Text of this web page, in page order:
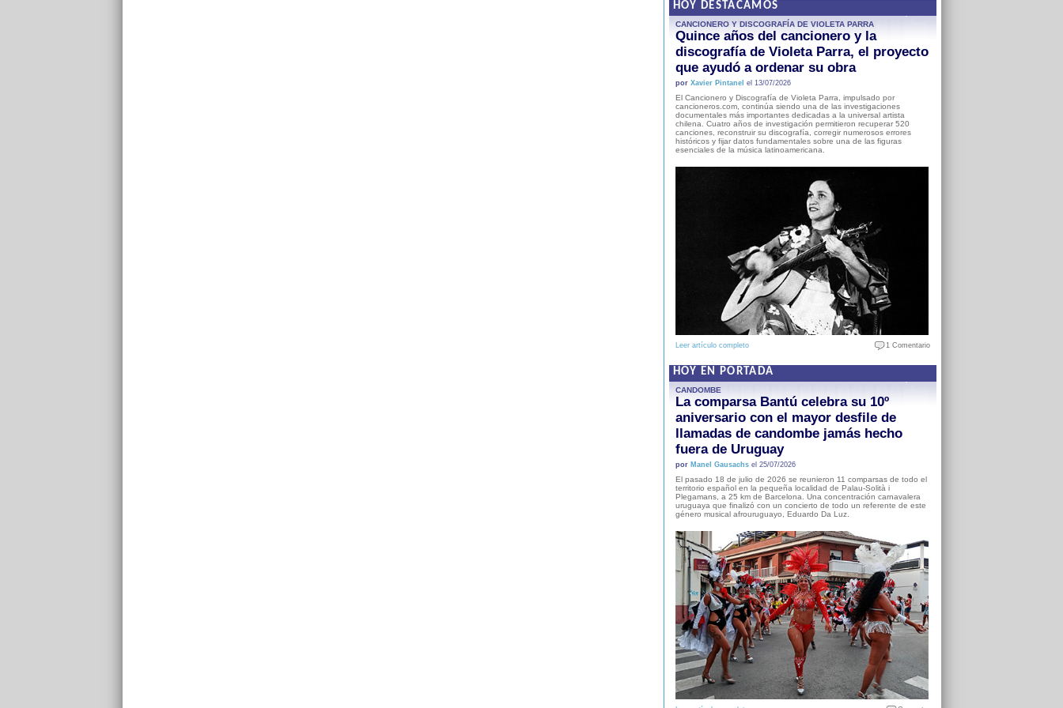
HOY DESTACAMOS
CANCIONERO Y DISCOGRAFÍA DE VIOLETA PARRA
Quince años del cancionero y la
discografía de Violeta Parra, el proyecto
que ayudó a ordenar su obra
por Xavier Pintanel el 13/07/2026
El Cancionero y Discografía de Violeta Parra, impulsado por
cancioneros.com, continúa siendo una de las investigaciones
documentales más importantes dedicadas a la universal artista
chilena. Cuatro años de investigación permitieron recuperar 520
canciones, reconstruir su discografía, corregir numerosos errores
históricos y fijar datos fundamentales sobre una de las figuras
esenciales de la música latinoamericana.
Leer artículo completo 1 Comentario
HOY EN PORTADA
CANDOMBE
La comparsa Bantú celebra su 10º
aniversario con el mayor desfile de
llamadas de candombe jamás hecho
fuera de Uruguay
por Manel Gausachsel 25/07/2026
El pasado 18 de julio de 2026 se reunieron 11 comparsas de todo el
territorio español en la pequeña localidad de Palau-Solità i
Plegamans, a 25 km de Barcelona. Una concentración carnavalera
uruguaya que finalizó con un concierto de todo un referente de este
género musical afrouruguayo, Eduardo Da Luz.